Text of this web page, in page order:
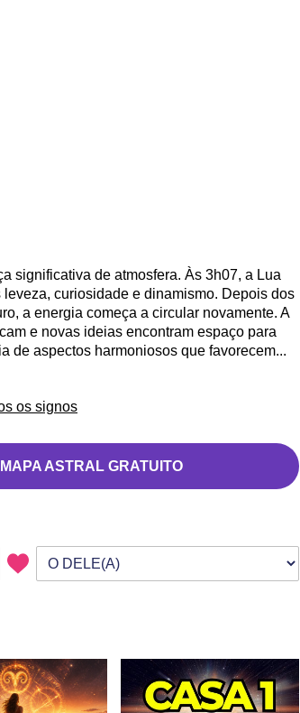
significativa de atmosfera. Às 3h07, a Lua
curiosidade e dinamismo. Depois dos
a energia começa a circular novamente. A
e novas ideias encontram espaço para
de aspectos harmoniosos que favorecem...
os signos
ASTRAL GRATUITO